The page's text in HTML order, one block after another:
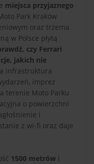
miejsca przyjaznego
Park Kraków
oraz trzema
w Polsce płytą
czy Ferrari
jakich nie
infrastruktura
imprez
terenie Moto Parku
o powierzchni
i
z wi-fi oraz daje
1500 metrów i